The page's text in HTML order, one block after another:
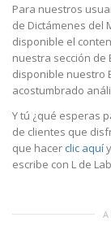
Para nuestros
de Dictámenes del
disponible el
nuestra sección de
disponible nuestro
acostumbrado
Y tú ¿qué esperas
de clientes que
que hacerclic aquí
escribe con L de